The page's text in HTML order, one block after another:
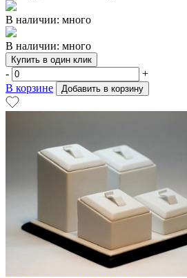
В наличии: много
В наличии: много
Купить в один клик
-
+
В корзине
Добавить в корзину